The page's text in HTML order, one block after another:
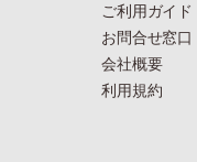
ご利用ガイド
お問合せ窓口
会社概要
利用規約